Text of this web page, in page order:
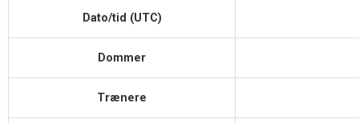
Dato/tid (UTC)
Dommer
Trænere